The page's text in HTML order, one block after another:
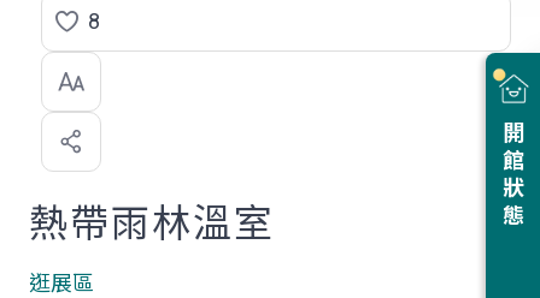
開館狀態
點
選
喜
歡
8
熱帶雨林溫室
逛展區